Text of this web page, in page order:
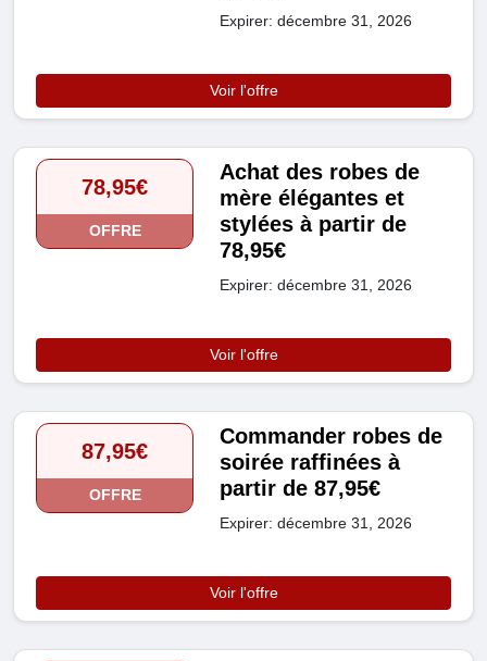
Expirer: décembre 31, 2026
Voir l'offre
78,95€
OFFRE
Achat des robes de
mère élégantes et
stylées à partir de
78,95€
Expirer: décembre 31, 2026
Voir l'offre
87,95€
OFFRE
Commander robes de
soirée raffinées à
partir de 87,95€
Expirer: décembre 31, 2026
Voir l'offre